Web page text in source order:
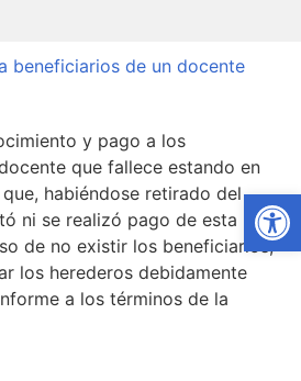
beneficiarios de un docente
y pago a los
que fallece estando en
habiéndose retirado del
ni se realizó pago de esta
de no existir los beneficiarios,
los herederos debidamente
a los términos de la